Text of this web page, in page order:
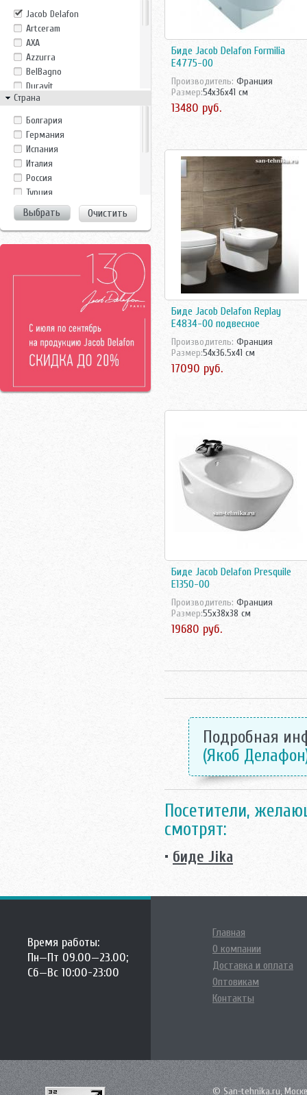
Jacob Delafon
Artceram
AXA
Azzurra
BelBagno
Duravit
Gala
Gustavsberg
Ideal Standard
Ido
Ifo
Imex
Jika
Noken
Roca
Rosa
Villeroy-Boch
Страна
Болгария
Германия
Испания
Италия
Россия
Турция
Финляндия
Франция
Чехия/Россия
Очистить
Биде Jacob Delafon Formilia
E4775-00
Производитель: Франция
Размер:54x36x41 см
13480 руб.
Биде Jacob Delafon Replay
E4834-00 подвесное
Производитель: Франция
Размер:54x36.5x41 см
17090 руб.
Биде Jacob Delafon Presquile
E1350-00
Производитель: Франция
Размер:55x38x38 см
19680 руб.
Подробная
(Якоб
Посетители,
смотрят:
• биде Jika
Время работы:
Пн—Пт 09.00—23.00;
Сб—Вс 10:00-23:00
Главная
О компании
Доставка и оплата
Оптовикам
Контакты
© San-tehnika.ru,